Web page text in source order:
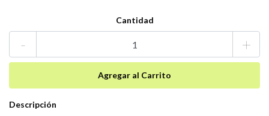
Cantidad
- +
Descripción